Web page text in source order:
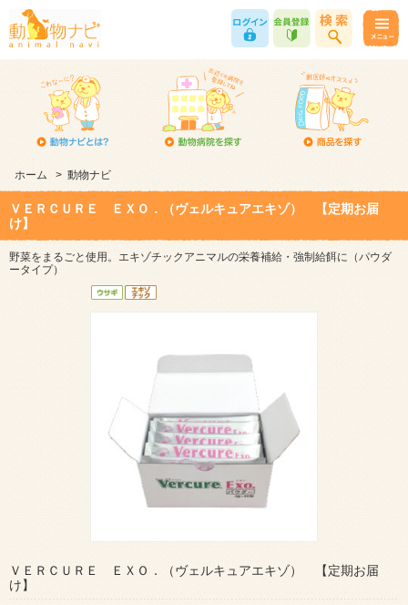
ホーム > 動物ナビ
ＶＥＲＣＵＲＥ ＥＸＯ．（ヴェルキュアエキゾ） 【定期お届
け】
野菜をまるごと使用。エキゾチックアニマルの栄養補給・強制給餌に（パウダ
ータイプ）
ＶＥＲＣＵＲＥ ＥＸＯ．（ヴェルキュアエキゾ） 【定期お届
け】